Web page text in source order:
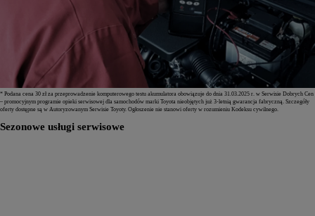
* Podana cena 30 zł za przeprowadzenie komputerowego testu akumulatora obowiązuje do dnia 31.03.2025 r. w Serwisie Dobrych Cen
– promocyjnym programie opieki serwisowej dla samochodów marki Toyota nieobjętych już 3-letnią gwarancja fabryczną. Szczegóły
oferty dostępne są w Autoryzowanym Serwisie Toyoty. Ogłoszenie nie stanowi oferty w rozumieniu Kodeksu cywilnego.
Sezonowe usługi serwisowe